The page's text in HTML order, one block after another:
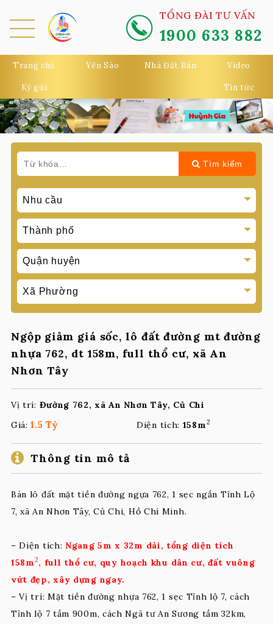
TỔNG ĐÀI TƯ VẤN
1900 633 882
Trang chủ Yến Sào Nhà Đất Bán Video
Ký gửi Tin tức
MEN
Tìm kiếm
Ngộp giảm giá sốc, lô đất đường mt đường
nhựa 762, dt 158m, full thổ cư, xã An
Nhơn Tây
Vị trí: Đường 762, xã An Nhơn Tây, Củ Chi
Giá:1.5 Tỷ Diện tích: 158m2
Thông tin mô tả
Bán lô đất mặt tiền đường ngựa 762, 1 sẹc ngắn Tỉnh Lộ
7, xã An Nhơn Tây, Củ Chi, Hồ Chí Minh.
– Diện tích:Ngang 5m x 32m dài, tổng diện tích
158m2, full thổ cư, quy hoạch khu dân cư, đất vuông
vứt đẹp, xây dựng ngay.
– Vị trí: Mặt tiền đường nhựa 762, 1 sẹc Tỉnh lộ 7, cách
Tỉnh lộ 7 tầm 900m, cách Ngã tư An Sương tầm 32km,